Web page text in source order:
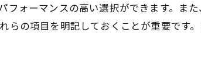
るリフォーム術
部の設計
ォーマンスの高い選択ができます。ま
の項目を明記しておくことが重要です